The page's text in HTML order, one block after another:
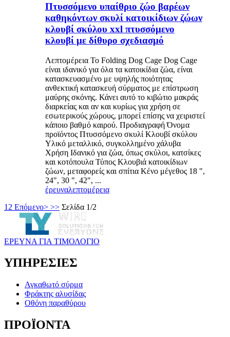
Πτυσσόμενο υπαίθριο ζώο βαρέων
καθηκόντων σκυλί κατοικίδιων ζώων
κλουβί σκύλου xxl πτυσσόμενο
κλουβί με δίθυρο σχεδιασμό
Λεπτομέρεια Το Folding Dog Cage Dog Cage
είναι ιδανικό για όλα τα κατοικίδια ζώα, είναι
κατασκευασμένο με υψηλής ποιότητας
ανθεκτική κατασκευή σύρματος με επίστρωση
μαύρης σκόνης. Κάνει αυτό το κιβώτιο μακράς
διαρκείας και αν και κυρίως για χρήση σε
εσωτερικούς χώρους, μπορεί επίσης να χειριστεί
κάποιο βαθμό καιρού. Προδιαγραφή Όνομα
προϊόντος Πτυσσόμενο σκυλί Κλουβί σκύλου
Υλικό μεταλλικό, συγκολλημένο χάλυβα
Χρήση Ιδανικό για ζώα, όπως σκύλοι, κατσίκες
και κοτόπουλα Τύπος Κλουβιά κατοικίδιων
ζώων, μεταφορείς και σπίτια Κένο μέγεθος 18 ",
24", 30 ", 42", ...
έρευναλεπτομέρεια
1 2 Επόμενο> >> Σελίδα 1/2
ΕΡΕΥΝΑ ΓΙΑ ΤΙΜΟΛΟΓΙΟ
ΥΠΗΡΕΣΙΕΣ
Αγκαθωτό σύρμα
Φράκτης αλυσίδας
Οθόνη παραθύρου
ΠΡΟΪΟΝΤΑ